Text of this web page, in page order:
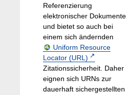
Referenzierung
elektronischer Dokumente
und bietet so auch bei
einem sich ändernden
Uniform Resource
Locator (URL)
Zitationssicherheit. Daher
eignen sich URNs zur
dauerhaft sichergestellten